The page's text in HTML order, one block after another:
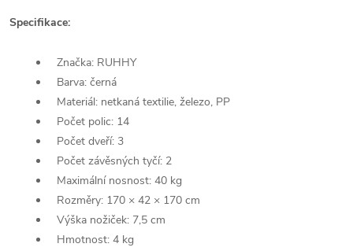
Specifikace:
Značka: RUHHY
Barva: černá
Materiál: netkaná textilie, železo, PP
Počet polic: 14
Počet dveří: 3
Počet závěsných tyčí: 2
Maximální nosnost: 40 kg
Rozměry: 170 × 42 × 170 cm
Výška nožiček: 7,5 cm
Hmotnost: 4 kg